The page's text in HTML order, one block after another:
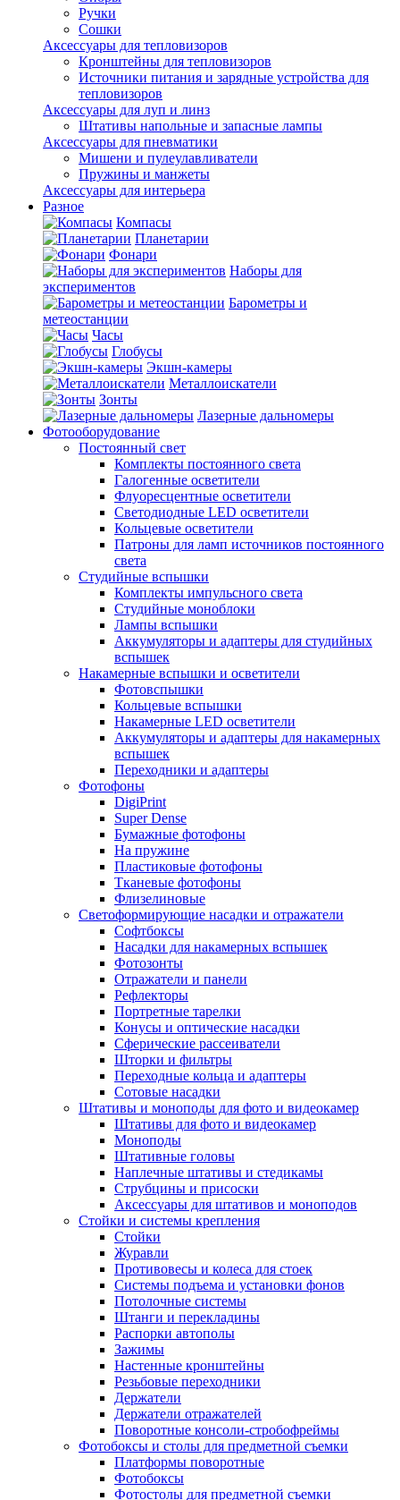
Ручки
Сошки
Аксессуары для тепловизоров
Кронштейны для тепловизоров
Источники питания и зарядные устройства для
тепловизоров
Аксессуары для луп и линз
Штативы напольные и запасные лампы
Аксессуары для пневматики
Мишени и пулеулавливатели
Пружины и манжеты
Аксессуары для интерьера
Разное
Компасы
Планетарии
Фонари
Наборы для
экспериментов
Барометры и
метеостанции
Часы
Глобусы
Экшн-камеры
Металлоискатели
Зонты
Лазерные дальномеры
Фотооборудование
Постоянный свет
Комплекты постоянного света
Галогенные осветители
Флуоресцентные осветители
Светодиодные LED осветители
Кольцевые осветители
Патроны для ламп источников постоянного
света
Студийные вспышки
Комплекты импульсного света
Студийные моноблоки
Лампы вспышки
Аккумуляторы и адаптеры для студийных
вспышек
Накамерные вспышки и осветители
Фотовспышки
Кольцевые вспышки
Накамерные LED осветители
Аккумуляторы и адаптеры для накамерных
вспышек
Переходники и адаптеры
Фотофоны
DigiPrint
Super Dense
Бумажные фотофоны
На пружине
Пластиковые фотофоны
Тканевые фотофоны
Флизелиновые
Светоформирующие насадки и отражатели
Софтбоксы
Насадки для накамерных вспышек
Фотозонты
Отражатели и панели
Рефлекторы
Портретные тарелки
Конусы и оптические насадки
Сферические рассеиватели
Шторки и фильтры
Переходные кольца и адаптеры
Сотовые насадки
Штативы и моноподы для фото и видеокамер
Штативы для фото и видеокамер
Моноподы
Штативные головы
Наплечные штативы и стедикамы
Струбцины и присоски
Аксессуары для штативов и моноподов
Стойки и системы крепления
Стойки
Журавли
Противовесы и колеса для стоек
Системы подъема и установки фонов
Потолочные системы
Штанги и перекладины
Распорки автополы
Зажимы
Настенные кронштейны
Резьбовые переходники
Держатели
Держатели отражателей
Поворотные консоли-стробофреймы
Фотобоксы и столы для предметной съемки
Платформы поворотные
Фотобоксы
Фотостолы для предметной съемки